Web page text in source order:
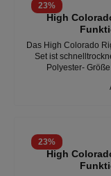
23%
High
Das High Colorado
Set ist
Polyester-
durch angeraute
23%
High